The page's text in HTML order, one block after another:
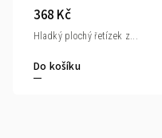
368 Kč
Do košíku
Hladký plochý řetízek z...